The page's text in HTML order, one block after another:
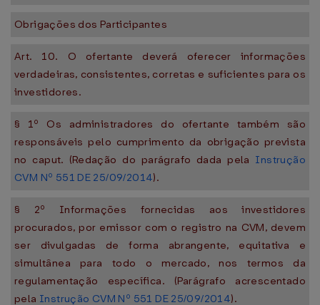
Obrigações dos Participantes
Art. 10. O ofertante deverá oferecer informações
verdadeiras, consistentes, corretas e suficientes para os
investidores.
§ 1º Os administradores do ofertante também são
responsáveis pelo cumprimento da obrigação prevista
no caput. (Redação do parágrafo dada pela Instrução
CVM Nº 551 DE 25/09/2014).
§ 2º Informações fornecidas aos investidores
procurados, por emissor com o registro na CVM, devem
ser divulgadas de forma abrangente, equitativa e
simultânea para todo o mercado, nos termos da
regulamentação específica. (Parágrafo acrescentado
pela Instrução CVM Nº 551 DE 25/09/2014).